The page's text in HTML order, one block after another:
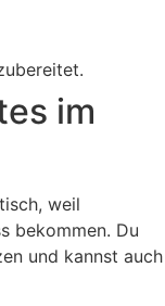
im
weil
bekommen. Du
und kannst auch